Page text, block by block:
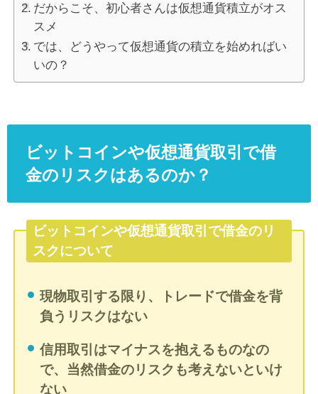
だからこそ、初心者さんは仮想通貨積立がオス
スメ
では、どうやって仮想通貨の積立を始めればい
いの？
ビットコインや仮想通貨取引で借
金のリスクはあるのか？
ビットコインや仮想通貨取引で借金のリ
スクについて
現物取引する限り、トレードで借金を背
負うリスクはない
信用取引はマイナスを抱えるものなの
で、当然借金のリスクも考えないといけ
ない